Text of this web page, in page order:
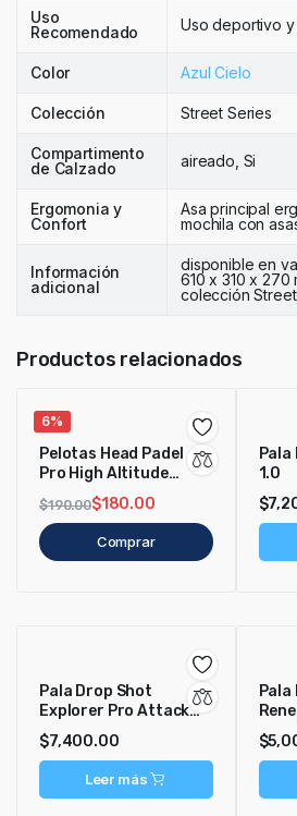
Uso
Recomendado
Uso deportivo y
Color Azul Cielo
Colección Street Series
Compartimento
de Calzado
aireado, Si
Ergomonia y
Confort
Asa principal
mochila con
Información
adicional
disponible en
610 x 310 x 270
colección Street
Productos relacionados
6%
Pelotas Head Padel
Pro High Altitude
Presurizadas
$190.00$180.00
Comprar
1.0
$
Pala Drop Shot
Explorer Pro Attack
Campa
$7,400.00
Leer más
Pala
$